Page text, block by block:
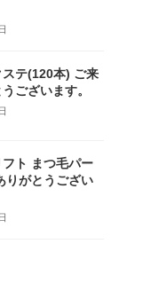
ステ(120本) ご来
ございます。
ト まつ毛パー
りがとうござい